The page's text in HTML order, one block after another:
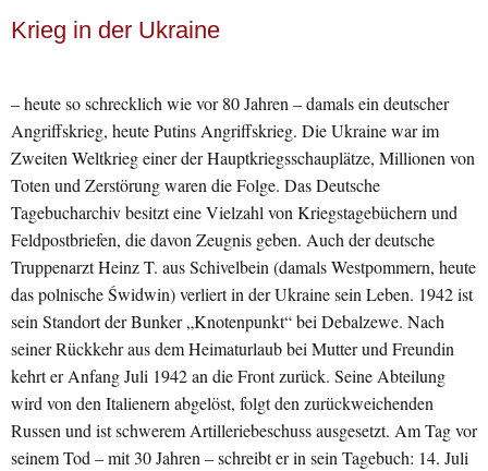
Krieg in der Ukraine
– heute so schrecklich wie vor 80 Jahren – damals ein deutscher
Angriffskrieg, heute Putins Angriffskrieg. Die Ukraine war im
Zweiten Weltkrieg einer der Hauptkriegsschauplätze, Millionen von
Toten und Zerstörung waren die Folge. Das Deutsche
Tagebucharchiv besitzt eine Vielzahl von Kriegstagebüchern und
Feldpostbriefen, die davon Zeugnis geben. Auch der deutsche
Truppenarzt Heinz T. aus Schivelbein (damals Westpommern, heute
das polnische Świdwin) verliert in der Ukraine sein Leben. 1942 ist
sein Standort der Bunker „Knotenpunkt“ bei Debalzewe. Nach
seiner Rückkehr aus dem Heimaturlaub bei Mutter und Freundin
kehrt er Anfang Juli 1942 an die Front zurück. Seine Abteilung
wird von den Italienern abgelöst, folgt den zurückweichenden
Russen und ist schwerem Artilleriebeschuss ausgesetzt. Am Tag vor
seinem Tod – mit 30 Jahren – schreibt er in sein Tagebuch: 14. Juli